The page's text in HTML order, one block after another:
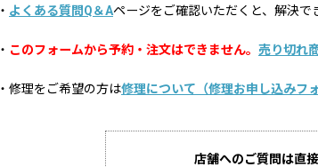
・ よくある質問Q＆Aページをご確認いただくと、解決で
・ このフォームから予約・注文はできません。 売り切れ
・修理をご希望の方は修理について（修理お申し込みフォ
店舗へのご質問は直